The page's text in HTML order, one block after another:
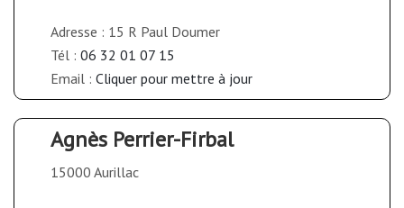
Adresse : 15 R Paul Doumer
Tél : 06 32 01 07 15
Email : Cliquer pour mettre à jour
Agnès Perrier-Firbal
15000 Aurillac